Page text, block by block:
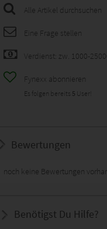
Alle Artikel durchsuchen
Eine Frage stellen
Verdienst: zw. 1000-
Fynexx abonnieren
Es folgen bereits 5 User!
Bewertungen
noch keine Bewertungen
Benötigst Du Hilfe?